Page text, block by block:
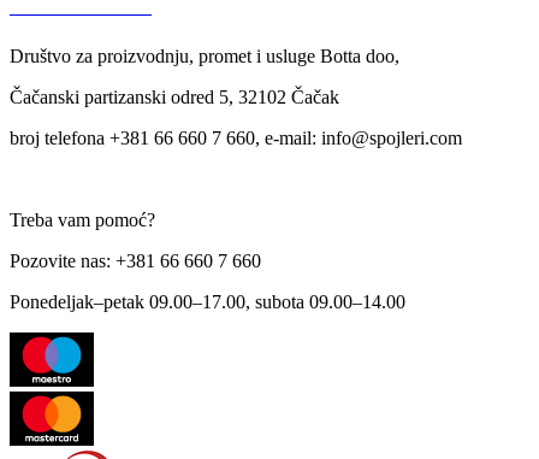
Društvo za proizvodnju, promet i usluge Botta doo,
Čačanski partizanski odred 5, 32102 Čačak
broj telefona +381 66 660 7 660, e-mail: info@spojleri.com
Treba vam pomoć?
Pozovite nas: +381 66 660 7 660
Ponedeljak–petak 09.00–17.00, subota 09.00–14.00